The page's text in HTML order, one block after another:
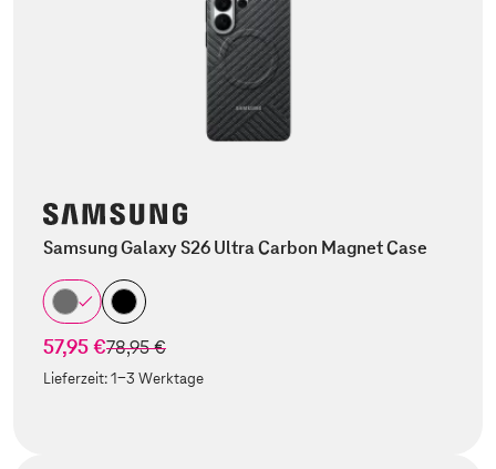
Samsung Galaxy S26 Ultra Carbon Magnet Case
57,95 €statt
78,95 €
Lieferzeit:1-3 Werktage